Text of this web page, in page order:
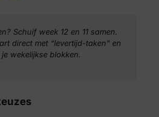
Schuif week 12 en 11 samen.
direct met “levertijd-taken” en
wekelijkse blokken.